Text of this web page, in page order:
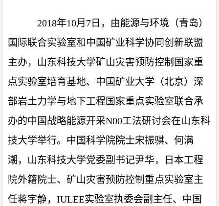
2018年10月7日，由能源与环境（青岛）
国际联合实验室和中国矿业科学协同创新联盟
主办，山东科技大学矿山灾害预防控制国家重
点实验室培育基地、中国矿业大学（北京）深
部岩土力学与地下工程国家重点实验室联合承
办的中国战略能源开采N00工法研讨会在山东科
技大学举行。中国科学院院士宋振骐、何满
潮，山东科技大学党委副书记尹华，日本工程
院外籍院士、矿山灾害预防控制重点实验室主
任蒋宇静，IULEE实验室执委会副主任、中国